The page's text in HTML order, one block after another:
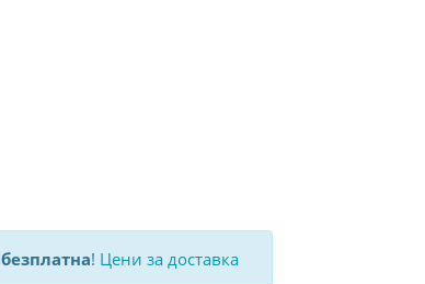
безплатна! Цени за доставка